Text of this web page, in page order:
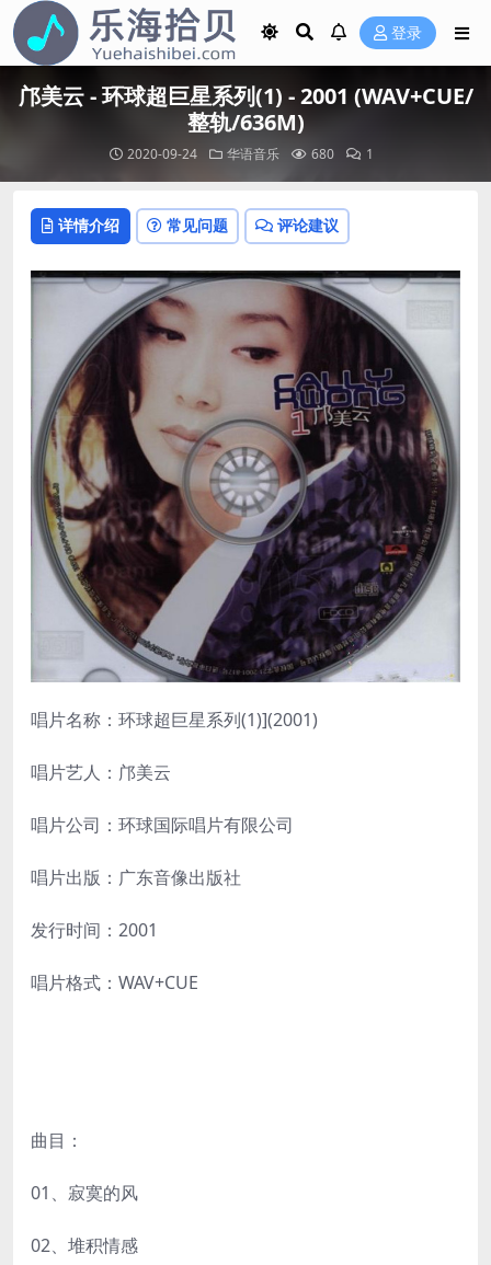
登录
邝美云 - 环球超巨星系列(1) - 2001 (WAV+CUE/
整轨/636M)
2020-09-24 华语音乐 680 1
详情介绍 常见问题 评论建议
唱片名称：环球超巨星系列(1)](2001)
唱片艺人：邝美云
唱片公司：环球国际唱片有限公司
唱片出版：广东音像出版社
发行时间：2001
唱片格式：WAV+CUE
曲目：
01、寂寞的风
02、堆积情感